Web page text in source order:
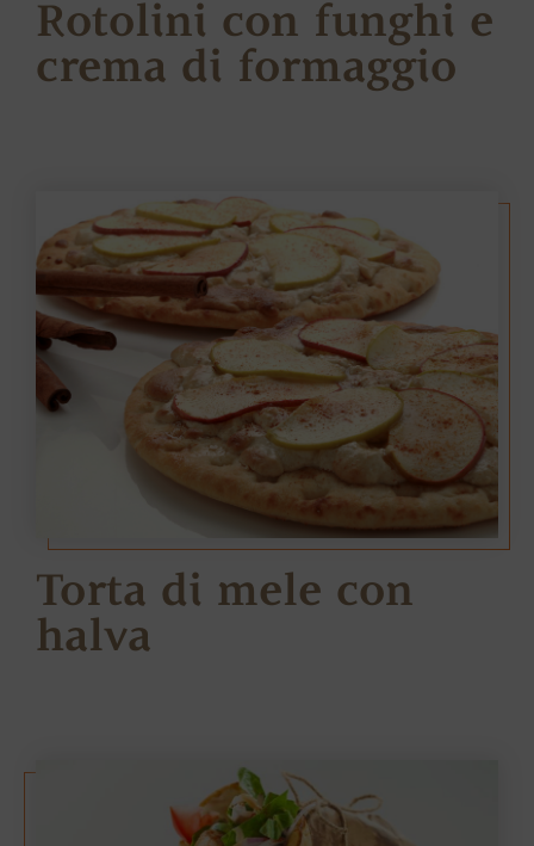
Rotolini con funghi e
crema di formaggio
Torta di mele con
halva